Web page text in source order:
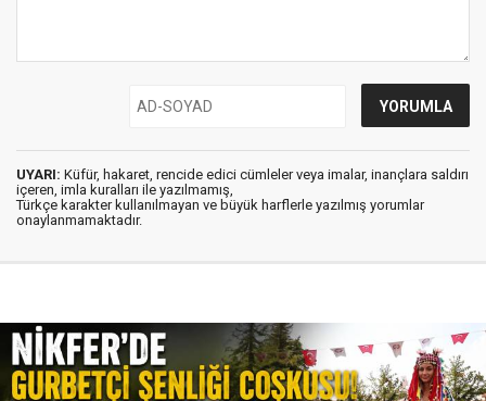
UYARI: Küfür, hakaret, rencide edici cümleler veya imalar, inançlara saldırı
içeren, imla kuralları ile yazılmamış,
Türkçe karakter kullanılmayan ve büyük harflerle yazılmış yorumlar
onaylanmamaktadır.